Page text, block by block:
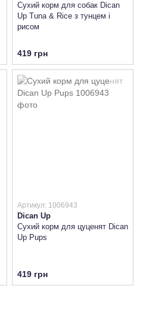
Сухий корм для собак Dican
Up Tuna & Rice з тунцем і
рисом
419 грн
Артикул: 1006943
Dican Up
Сухий корм для цуценят Dican
Up Pups
419 грн